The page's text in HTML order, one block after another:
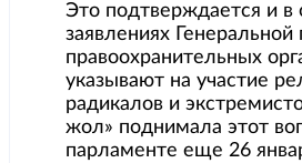
Это подтверждается и
заявлениях
правоохранительных
указывают на участие
радикалов и
жол» поднимала этот
парламенте еще 26